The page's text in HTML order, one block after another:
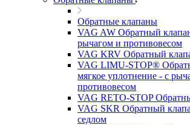
Обратные клапаны
VAG AW Обратный
рычагом и противовесом
VAG KRV Обратный
VAG LIMU-STOP®
мягкое уплотнение - с
противовесом
VAG RETO-STOP
VAG SKR Обратный
седлом